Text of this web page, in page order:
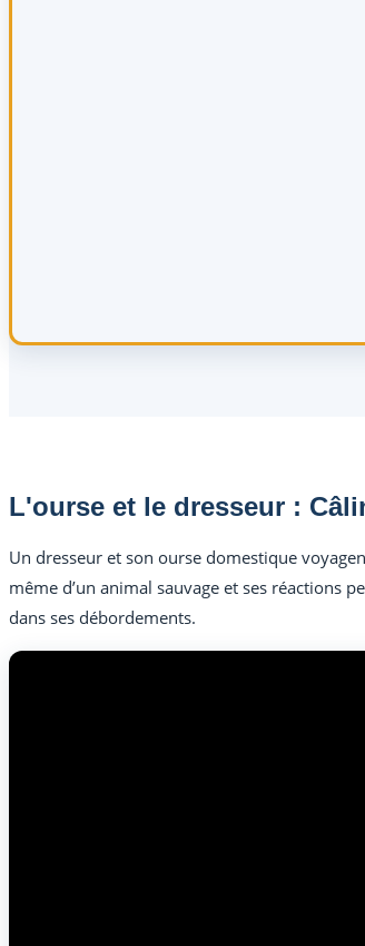
L'ourse et le dresseur :
Un dresseur et son ourse domestique
même d’un animal sauvage et ses réactions
dans ses débordements.